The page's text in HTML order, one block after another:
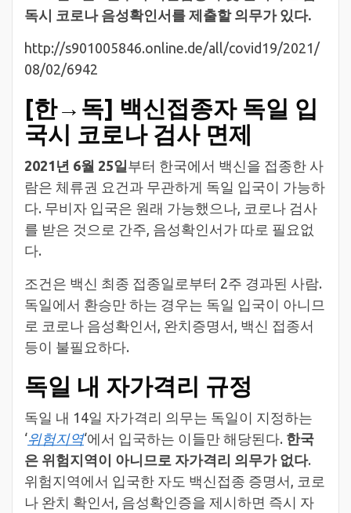
독시 코로나 음성확인서를 제출할 의무가 있다.
http://s901005846.online.de/all/covid19/2021/
08/02/6942
[한→독] 백신접종자 독일 입
국시 코로나 검사 면제
2021년 6월 25일 부터 한국에서 백신을 접종한 사
람은 체류권 요건과 무관하게 독일 입국이 가능하
다. 무비자 입국은 원래 가능했으나, 코로나 검사
를 받은 것으로 간주, 음성확인서가 따로 필요없
다.
조건은 백신 최종 접종일로부터 2주 경과된 사람.
독일에서 환승만 하는 경우는 독일 입국이 아니므
로 코로나 음성확인서, 완치증명서, 백신 접종서
등이 불필요하다.
독일 내 자가격리 규정
독일 내 14일 자가격리 의무는 독일이 지정하는
‘위험지역‘에서 입국하는 이들만 해당된다. 한국
은 위험지역이 아니므로 자가격리 의무가 없다.
위험지역에서 입국한 자도 백신접종 증명서, 코로
나 완치 확인서, 음성확인증을 제시하면 즉시 자